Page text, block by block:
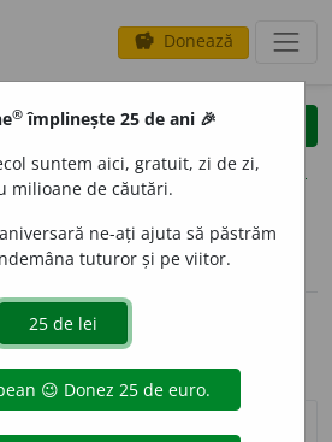
savings Donează
clear
opțiuni
volume_up (1)
® împlinește 25 de ani 🎉
suntem aici, gratuit, zi de zi,
milioane de căutări.
ne-ați ajuta să păstrăm
tuturor și pe viitor.